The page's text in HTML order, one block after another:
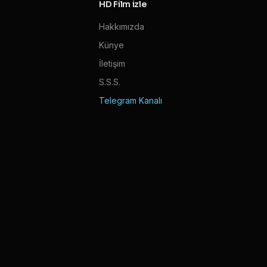
HD Film izle
Hakkımızda
Künye
İletişim
S.S.S.
Telegram Kanalı